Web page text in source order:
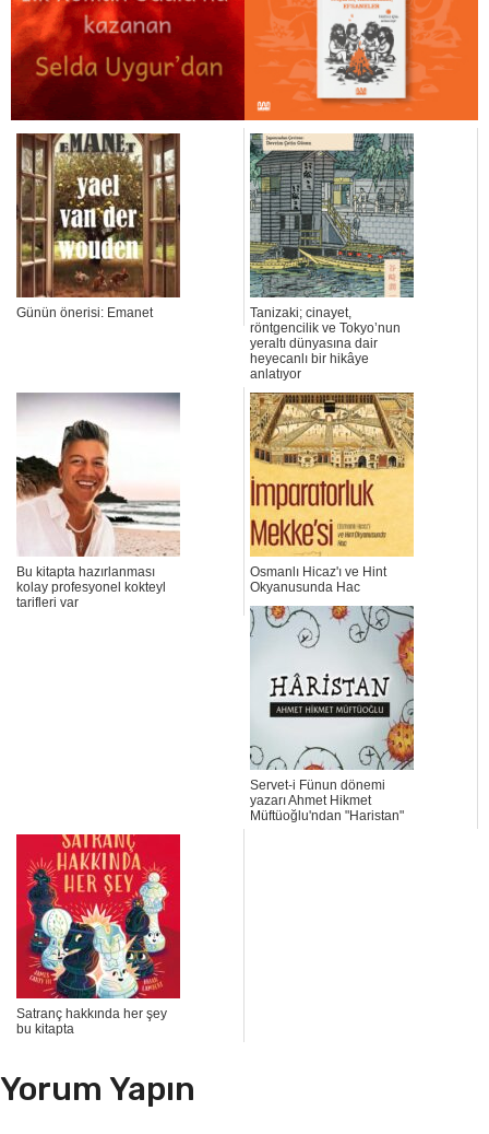
Günün önerisi: Emanet
Tanizaki; cinayet,
röntgencilik ve Tokyo’nun
yeraltı dünyasına dair
heyecanlı bir hikâye
anlatıyor
Bu kitapta hazırlanması
kolay profesyonel kokteyl
tarifleri var
Osmanlı Hicaz'ı ve Hint
Okyanusunda Hac
Servet-i Fünun dönemi
yazarı Ahmet Hikmet
Müftüoğlu'ndan "Haristan"
Satranç hakkında her şey
bu kitapta
Yorum Yapın